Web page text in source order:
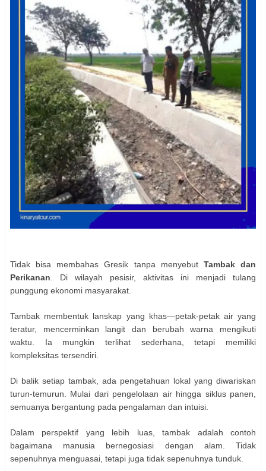
Tidak bisa membahas Gresik tanpa menyebut Tambak dan
Perikanan. Di wilayah pesisir, aktivitas ini menjadi tulang
punggung ekonomi masyarakat.
Tambak membentuk lanskap yang khas—petak-petak air yang
teratur, mencerminkan langit dan berubah warna mengikuti
waktu. Ia mungkin terlihat sederhana, tetapi memiliki
kompleksitas tersendiri.
Di balik setiap tambak, ada pengetahuan lokal yang diwariskan
turun-temurun. Mulai dari pengelolaan air hingga siklus panen,
semuanya bergantung pada pengalaman dan intuisi.
Dalam perspektif yang lebih luas, tambak adalah contoh
bagaimana manusia bernegosiasi dengan alam. Tidak
sepenuhnya menguasai, tetapi juga tidak sepenuhnya tunduk.